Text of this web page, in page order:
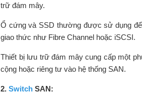
trữ đám mây.
Ổ cứng và SSD thường được sử dụng
giao thức như Fibre Channel hoặc iSCSI.
Thiết bị lưu trữ đám mây cung cấp một
cộng hoặc riêng tư vào hệ thống SAN.
2. SwitchSAN: